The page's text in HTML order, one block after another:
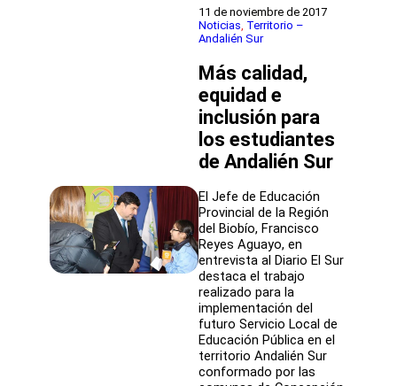
Educación
Pública
11 de noviembre de 2017
Noticias, Territorio –
Andalién Sur
Más calidad,
equidad e
inclusión para
los estudiantes
de Andalién Sur
El Jefe de Educación
Provincial de la Región
del Biobío, Francisco
Reyes Aguayo, en
entrevista al Diario El Sur
destaca el trabajo
realizado para la
implementación del
futuro Servicio Local de
Educación Pública en el
territorio Andalién Sur
conformado por las